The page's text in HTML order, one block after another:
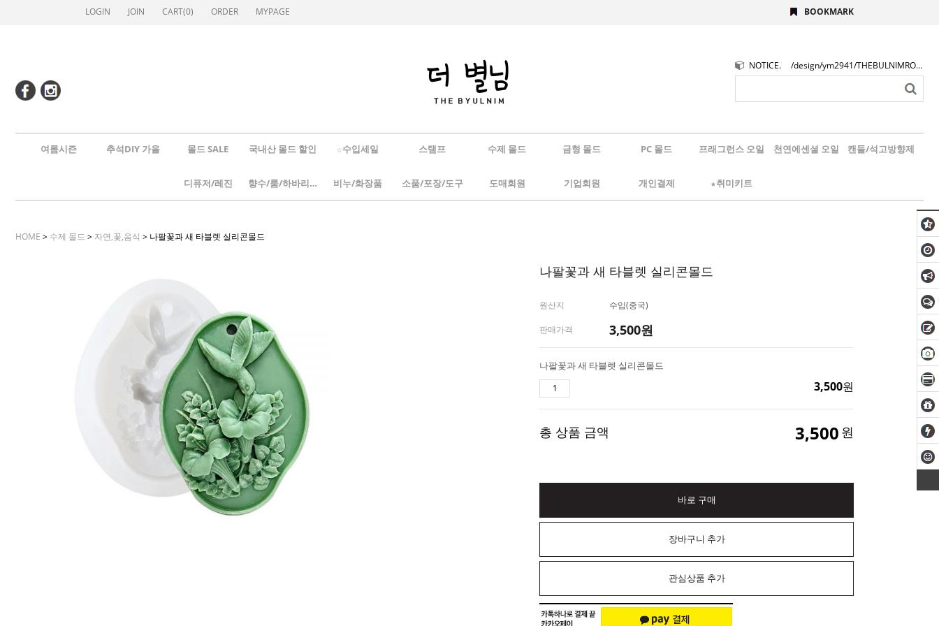
LOGIN JOIN CART(0) ORDER MYPAGE BOOKMARK
NOTICE. /design/ym2941/THEBULNIMROGO.png
여름시즌 추석DIY 가을 몰드 SALE 국내산 몰드 할인 ☆수입세일 스탬프 수제 몰드 금형 몰드 PC 몰드 프래그런스 오일 천연에센셜 오일 캔들/석고방향제
디퓨저/레진 향수/룸/하바리움 비누/화장품 소품/포장/도구 도매회원 기업회원 개인결제 ★취미키트
HOME > 수제 몰드 > 자연,꽃,음식 > 나팔꽃과 새 타블렛 실리콘몰드
나팔꽃과 새 타블렛 실리콘몰드
원산지 수입(중국)
판매가격 3,500원
나팔꽃과 새 타블렛 실리콘몰드
3,500원
총 상품 금액 3,500 원
바로 구매
장바구니 추가
관심상품 추가